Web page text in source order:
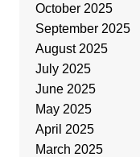
October 2025
September 2025
August 2025
July 2025
June 2025
May 2025
April 2025
March 2025